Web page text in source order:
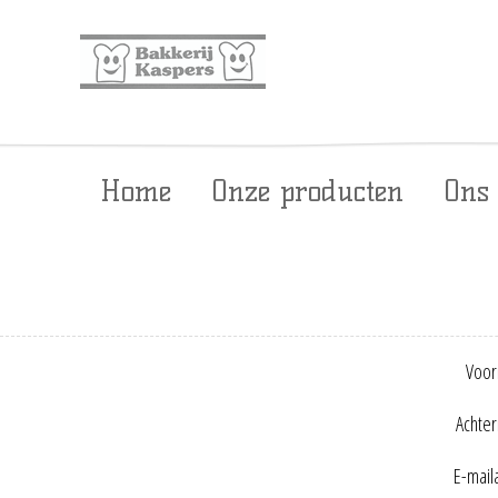
Home Onze producten
E-